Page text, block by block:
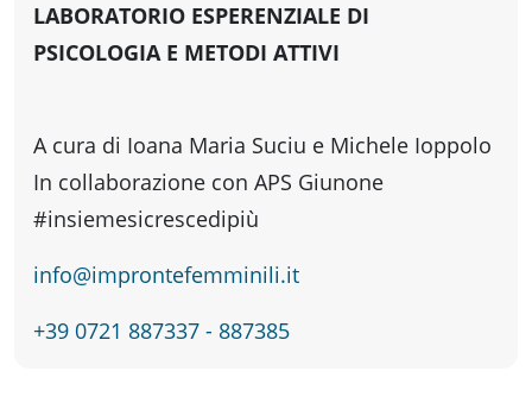
Percorsi
Enogastronomia
Informazioni
LABORATORIO ESPERENZIALE DI
PSICOLOGIA E METODI ATTIVI
A cura di Ioana Maria Suciu e Michele Ioppolo
In collaborazione con APS Giunone
#insiemesicrescedipiù
info@improntefemminili.it
+39 0721 887337 - 887385